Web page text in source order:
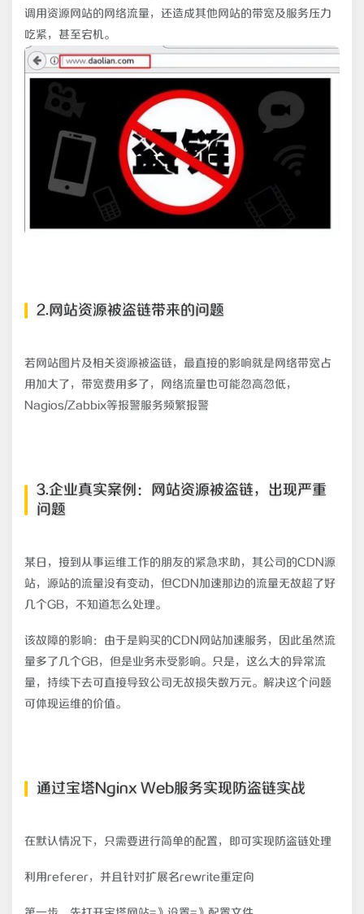
调用资源网站的网络流量，还造成其他网站的带宽及服务压力
吃紧，甚至宕机。
2.网站资源被盗链带来的问题
若网站图片及相关资源被盗链，最直接的影响就是网络带宽占
用加大了，带宽费用多了，网络流量也可能忽高忽低，
Nagios/Zabbix等报警服务频繁报警
3.企业真实案例：网站资源被盗链，出现严重
问题
某日，接到从事运维工作的朋友的紧急求助，其公司的CDN源
站，源站的流量没有变动，但CDN加速那边的流量无故超了好
几个GB，不知道怎么处理。
该故障的影响：由于是购买的CDN网站加速服务，因此虽然流
量多了几个GB，但是业务未受影响。只是，这么大的异常流
量，持续下去可直接导致公司无故损失数万元。解决这个问题
可体现运维的价值。
通过宝塔Nginx Web服务实现防盗链实战
在默认情况下，只需要进行简单的配置，即可实现防盗链处理
利用referer，并且针对扩展名rewrite重定向